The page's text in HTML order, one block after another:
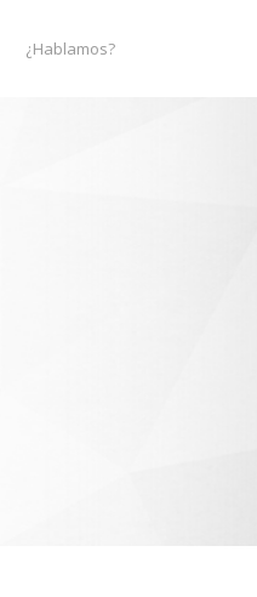
¿Hablamos?